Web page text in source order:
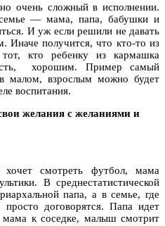
очень сложный в исполнении.
— мама, папа, бабушки и
И уж если решили не давать
Иначе получится, что кто-то из
кто ребенку из кармашка
хорошим. Пример самый
малом, взрослым можно будет
воспитания.
желания с желаниями и
смотреть футбол, мама
В среднестатистической
папа, а в семье, где
договорятся. Папа идет
к соседке, малыш смотрит